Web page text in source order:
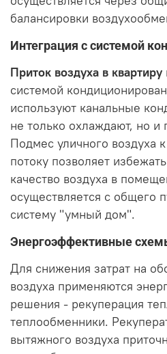
балансировки
Интеграция с системой
Приток воздуха в квартиру
системой
используют канальные
не только охлаждают, но и
Подмес уличного воздуха
потоку позволяет
качество воздуха в
осуществляется с общего
систему "умный дом".
Энергоэффективные
Для снижения затрат на
воздуха применяются
решения - рекуперация
теплообменники.
вытяжного воздуха